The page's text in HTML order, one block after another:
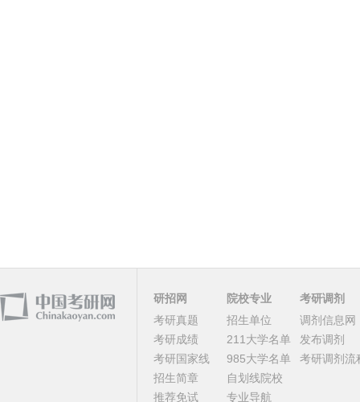
研招网
考研真题
考研成绩
考研国家线
招生简章
推荐免试
院校专业
招生单位
211大学名单
985大学名单
自划线院校
专业导航
考研调剂
调剂信息网
发布调剂
考研调剂流